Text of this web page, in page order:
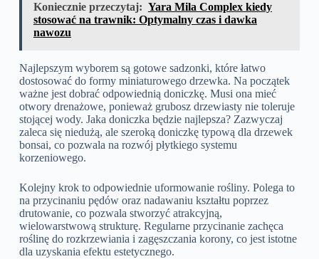
Koniecznie przeczytaj: Yara Mila Complex kiedy
stosować na trawnik: Optymalny czas i dawka
nawozu
Najlepszym wyborem są gotowe sadzonki, które łatwo
dostosować do formy miniaturowego drzewka. Na początek
ważne jest dobrać odpowiednią doniczkę. Musi ona mieć
otwory drenażowe, ponieważ grubosz drzewiasty nie toleruje
stojącej wody. Jaka doniczka będzie najlepsza? Zazwyczaj
zaleca się niedużą, ale szeroką doniczkę typową dla drzewek
bonsai, co pozwala na rozwój płytkiego systemu
korzeniowego.
Kolejny krok to odpowiednie uformowanie rośliny. Polega to
na przycinaniu pędów oraz nadawaniu kształtu poprzez
drutowanie, co pozwala stworzyć atrakcyjną,
wielowarstwową strukturę. Regularne przycinanie zachęca
roślinę do rozkrzewiania i zagęszczania korony, co jest istotne
dla uzyskania efektu estetycznego.